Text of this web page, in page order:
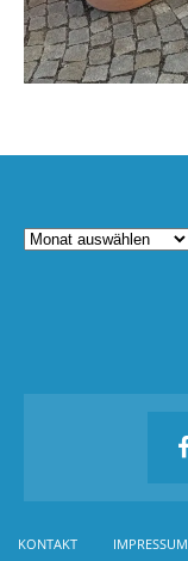
KONTAKT IMPRESSUM